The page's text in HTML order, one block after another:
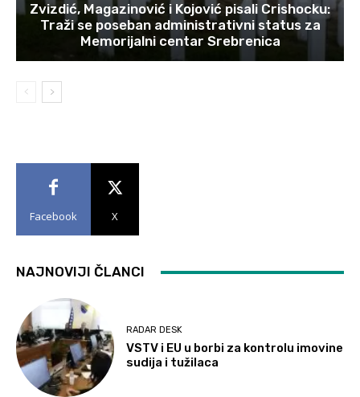
Zvizdić, Magazinović i Kojović pisali Crishocku:
Traži se poseban administrativni status za
Memorijalni centar Srebrenica
Facebook X
NAJNOVIJI ČLANCI
RADAR DESK
VSTV i EU u borbi za kontrolu imovine
sudija i tužilaca